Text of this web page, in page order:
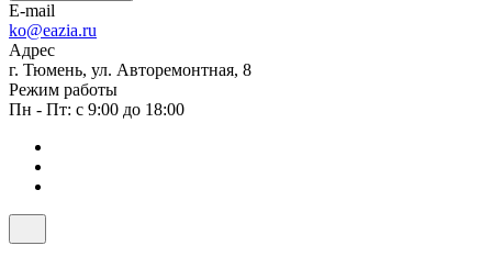
E-mail
ko@eazia.ru
Адрес
г. Тюмень, ул. Авторемонтная, 8
Режим работы
Пн - Пт: с 9:00 до 18:00